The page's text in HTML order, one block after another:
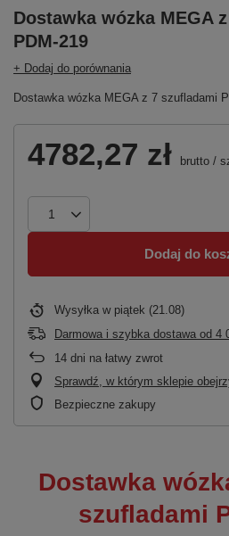
Dostawka wózka MEGA
PDM-219
+ Dodaj do porównania
Dostawka wózka MEGA z 7 szufladami
4782,27 zł brutto /
Dodaj do
Wysyłka w piątek (21.08)
Darmowa i szybka dostawa od 4
14 dni na łatwy zwrot
Sprawdź, w którym sklepie
Bezpieczne zakupy
Dostawka
szufladami